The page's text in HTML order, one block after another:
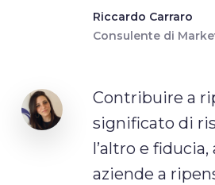
Riccardo Carraro
Consulente di
Contribuire a
significato di
l’altro e
aziende a